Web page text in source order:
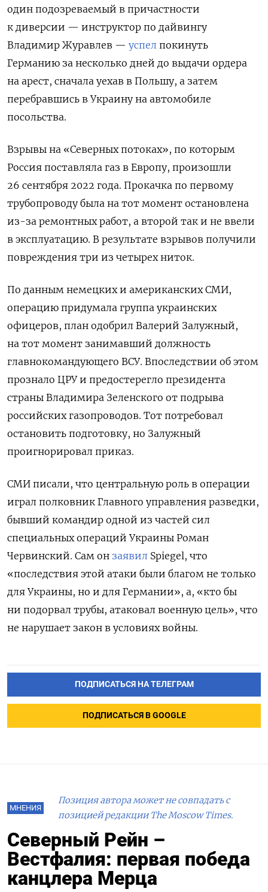
один подозреваемый в причастности
к диверсии — инструктор по дайвингу
Владимир Журавлев — успел покинуть
Германию за несколько дней до выдачи ордера
на арест, сначала уехав в Польшу, а затем
перебравшись в Украину на автомобиле
посольства.
Взрывы на «Северных потоках», по которым
Россия поставляла газ в Европу, произошли
26 сентября 2022 года. Прокачка по первому
трубопроводу была на тот момент остановлена
из-за ремонтных работ, а второй так и не ввели
в эксплуатацию. В результате взрывов получили
повреждения три из четырех ниток.
По данным немецких и американских СМИ,
операцию придумала группа украинских
офицеров, план одобрил Валерий Залужный,
на тот момент занимавший должность
главнокомандующего ВСУ. Впоследствии об этом
прознало ЦРУ и предостерегло президента
страны Владимира Зеленского от подрыва
российских газопроводов. Тот потребовал
остановить подготовку, но Залужный
проигнорировал приказ.
СМИ писали, что центральную роль в операции
играл полковник Главного управления разведки,
бывший командир одной из частей сил
специальных операций Украины Роман
Червинский. Сам он заявил Spiegel, что
«последствия этой атаки были благом не только
для Украины, но и для Германии», а, «кто бы
ни подорвал трубы, атаковал военную цель», что
не нарушает закон в условиях войны.
ПОДПИСАТЬСЯ НА ТЕЛЕГРАМ
ПОДПИСАТЬСЯ В GOOGLE
МНЕНИЯ
Позиция автора может не совпадать с
позицией редакции The Moscow Times.
Северный Рейн –
Вестфалия: первая победа
канцлера Мерца